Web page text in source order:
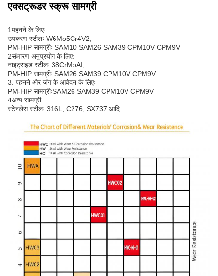
एक्सट्रूडर स्क्रू सामग्री
1पहनने के लिएः
उपकरण स्टीलः W6Mo5Cr4V2;
PM-HIP सामग्रीः SAM10 SAM26 SAM39 CPM10V CPM9V
2संक्षारण अनुप्रयोग के लिए:
नाइट्राइड स्टीलः 38CrMoAI;
PM-HIP सामग्रीः SAM26 SAM39 CPM10V CPM9V
3. पहनने और जंग के आवेदन के लिएः
PM-HIP सामग्रीःSAM26 SAM39 CPM10V CPM9V
4अन्य सामग्री:
स्टेनलेस स्टीलः 316L, C276, SX737 आदि